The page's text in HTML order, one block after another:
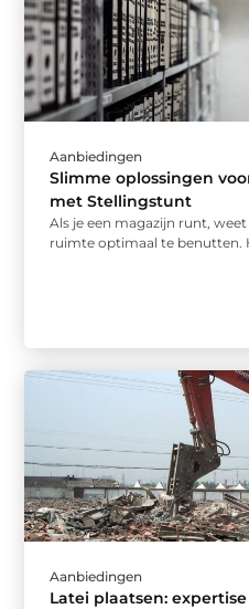
Aanbiedingen
Slimme oplossingen
met Stellingstunt
Als je een magazijn runt,
ruimte optimaal te benutten.
Aanbiedingen
Latei plaatsen: